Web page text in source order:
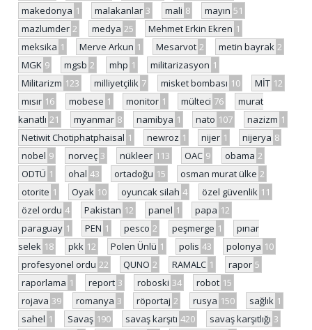
makedonya 1 malakanlar 3 mali 8 mayın 51
mazlumder 2 medya 25 Mehmet Erkin Ekren 1
meksika 1 Merve Arkun 1 Mesarvot 2 metin bayrak 2
MGK 9 mgsb 2 mhp 1 militarizasyon 1
Militarizm 123 milliyetçilik 7 misket bombası 10 MİT 12
mısır 16 mobese 1 monitor 1 mülteci 76
murat
kanatlı 21 myanmar 8 namibya 1 nato 107 nazizm 1
Netiwit Chotiphatphaisal 1 newroz 1 nijer 1 nijerya 8
nobel 9 norveç 3 nükleer 113 OAC 9 obama 2
ODTÜ 1 ohal 43 ortadoğu 15 osman murat ülke 2
otorite 1 Oyak 10 oyuncak silah 4 özel güvenlik 11
özel ordu 4 Pakistan 12 panel 1 papa 12
paraguay 1 PEN 1 pesco 2 peşmerge 1
pınar
selek 18 pkk 12 Polen Ünlü 1 polis 43 polonya 10
profesyonel ordu 22 QUNO 2 RAMALC 1 rapor 5
raporlama 1 report 3 roboski 34 robot 15
rojava 39 romanya 3 röportaj 2 rusya 150 sağlık 1
sahel 1 Savaş 190 savaş karşıtı 420 savaş karşıtlığı 3